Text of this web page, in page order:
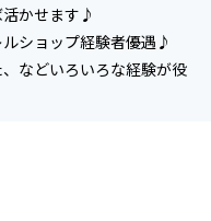
かせます♪
ショップ経験者優遇♪
などいろいろな経験が役